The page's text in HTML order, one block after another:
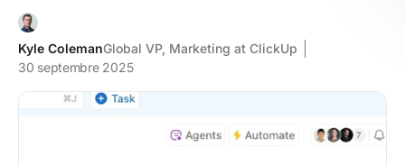
Kyle ColemanGlobal VP, Marketing at ClickUp
30 septembre 2025